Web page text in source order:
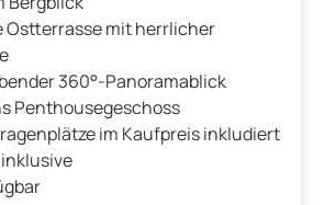
Ostterrasse mit herrlicher
360°-Panoramablick
Penthousegeschoss
im Kaufpreis inkludiert